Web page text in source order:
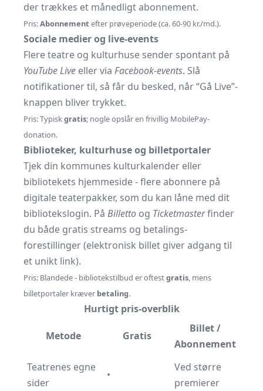
der trækkes et månedligt abonnement.
Pris:Abonnement efter prøveperiode (ca. 60-90 kr./md.).
Sociale medier og live-events
Flere teatre og kulturhuse sender spontant på
YouTube Live eller via Facebook-events. Slå
notifikationer til, så får du besked, når “Gå Live”-
knappen bliver trykket.
Pris: Typiskgratis; nogle opslår en frivillig MobilePay-
donation.
Biblioteker, kulturhuse og billetportaler
Tjek din kommunes kulturkalender eller
bibliotekets hjemmeside - flere abonnere på
digitale teaterpakker, som du kan låne med dit
bibliotekslogin. På Billetto og Ticketmasterfinder
du både gratis streams og betalings­
forestillinger (elektronisk billet giver adgang til
et unikt link).
Pris: Blandede - bibliotekstilbud er oftestgratis, mens
billetportaler kræver betaling.
Hurtigt pris-overblik
Metode Gratis
Billet /
Abonnement
Teatrenes egne
sider
•
Ved større
premierer